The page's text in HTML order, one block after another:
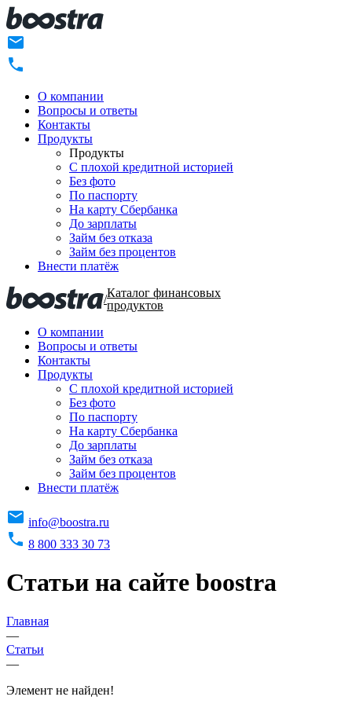
О компании
Вопросы и ответы
Контакты
Продукты
Продукты
C плохой кредитной историей
Без фото
По паспорту
На карту Сбербанка
До зарплаты
Займ без отказа
Займ без процентов
Внести платёж
/Каталог финансовых
продуктов
О компании
Вопросы и ответы
Контакты
Продукты
C плохой кредитной историей
Без фото
По паспорту
На карту Сбербанка
До зарплаты
Займ без отказа
Займ без процентов
Внести платёж
info@boostra.ru
8 800 333 30 73
Статьи на сайте boostra
Главная
—
Статьи
—
Элемент не найден!